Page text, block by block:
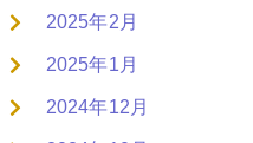
2025年2月
2025年1月
2024年12月